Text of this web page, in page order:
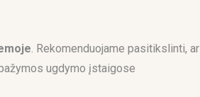
. Rekomenduojame pasitikslinti, ar
ugdymo įstaigose